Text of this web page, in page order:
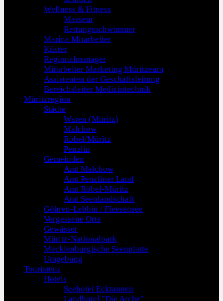
Wellness & Fitness
Masseur
Rettungsschwimmer
Marina Mitarbeiter
Küster
Regionalmanager
Mitarbeiter Marketing Müritzeum
Assistenten der Geschäftsleitung
Bereichsleiter Medizintechnik
Müritzregion
Städte
Waren (Müritz)
Malchow
Röbel/Müritz
Penzlin
Gemeinden
Amt Malchow
Amt Penzliner Land
Amt Röbel-Müritz
Amt Seenlandschaft
Göhren-Lebbin / Fleesensee
Vergessene Orte
Gewässer
Müritz-Nationalpark
Mecklenburgische Seenplatte
Umgebung
Tourismus
Hotels
Seehotel Ecktannen
Landhotel "Die Arche"